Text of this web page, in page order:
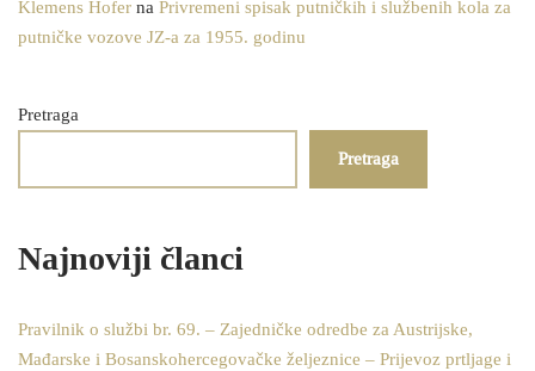
Klemens Hofer na Privremeni spisak putničkih i službenih kola za
putničke vozove JZ-a za 1955. godinu
Pretraga
Pretraga
Najnoviji članci
Pravilnik o službi br. 69. – Zajedničke odredbe za Austrijske,
Mađarske i Bosanskohercegovačke željeznice – Prijevoz prtljage i